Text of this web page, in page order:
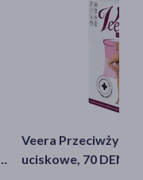
Veera
uciskowe, 70 DEN,